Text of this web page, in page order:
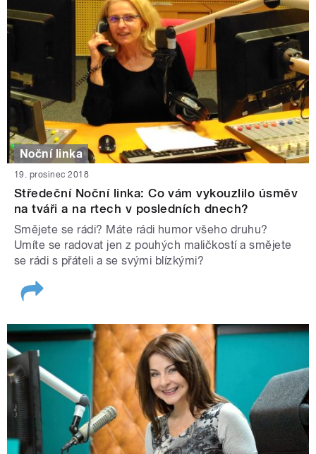
Noční linka
19. prosinec 2018
Středeční Noční linka: Co vám vykouzlilo úsměv
na tváři a na rtech v posledních dnech?
Smějete se rádi? Máte rádi humor všeho druhu?
Umíte se radovat jen z pouhých maličkostí a smějete
se rádi s přáteli a se svými blízkými?